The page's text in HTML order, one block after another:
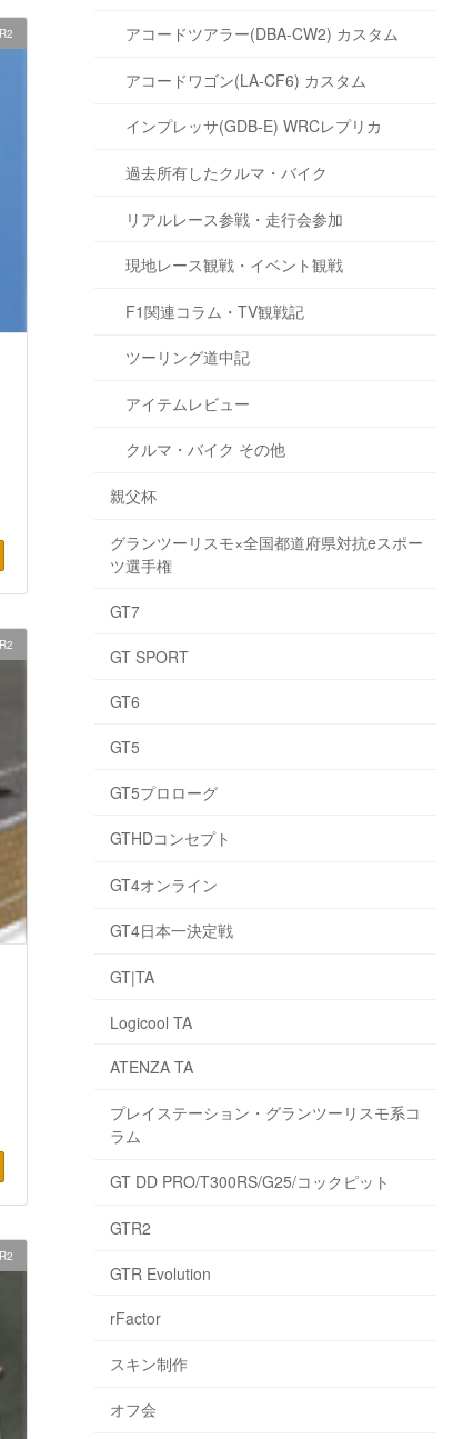
アコードツアラー(DBA-CW2) カスタム
アコードワゴン(LA-CF6) カスタム
インプレッサ(GDB-E) WRCレプリカ
過去所有したクルマ・バイク
リアルレース参戦・走行会参加
現地レース観戦・イベント観戦
F1関連コラム・TV観戦記
ツーリング道中記
アイテムレビュー
クルマ・バイク その他
親父杯
グランツーリスモ×全国都道府県対抗eスポー
ツ選手権
GT7
GT SPORT
GT6
GT5
GT5プロローグ
GTHDコンセプト
GT4オンライン
GT4日本一決定戦
GT|TA
Logicool TA
ATENZA TA
プレイステーション・グランツーリスモ系コ
ラム
GT DD PRO/T300RS/G25/コックピット
GTR2
GTR Evolution
rFactor
スキン制作
オフ会